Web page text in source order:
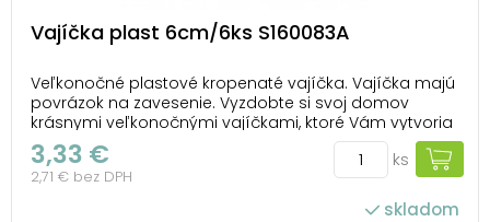
Vajíčka plast 6cm/6ks S160083A
Veľkonočné plastové kropenaté vajíčka. Vajíčka majú
povrázok na zavesenie. Vyzdobte si svoj domov
krásnymi veľkonočnými vajíčkami, ktoré Vám vytvoria
očarujúcu atmosféru Veľkej noci! Túto dekoráciu
môžete použiť na dekorovanie veľkonočných vencov
alebo vetvičiek. BALENIE OBSAHUJE: - 6 ks plas...
3,33 €
2,71 € bez DPH
ks
skladom